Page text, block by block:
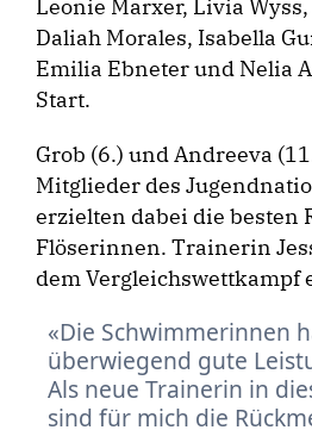
Leonie Marxer, Livia
Daliah Morales, Isabella
Emilia Ebneter und Nelia
Start.
Grob (6.) und Andreeva
Mitglieder des
erzielten dabei die besten
Flöserinnen. Trainerin
dem Vergleichswettkampf
Die Schwimmerinnen
überwiegend gute
Als neue Trainerin in
sind für mich die